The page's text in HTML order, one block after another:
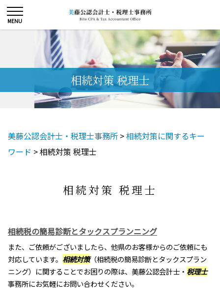
相続対策 税理士
美藤公認会計士・税理士事務所 >相続対策に関するキー
ワード >相続対策 税理士
相続対策 税理士
相続税の簡易診断とタックスプランニング
また、ご依頼がございましたら、他県のお客様からのご依頼にも
対応しています。 相続対策（相続税の簡易診断とタックスプラン
ニング）に関することでお困りの際は、美藤公認会計士・ 税理士
事務所にお気軽にお問い合わせください。